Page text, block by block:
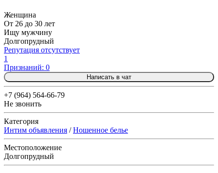
Женщина
От 26 до 30 лет
Ищу мужчину
Долгопрудный
Репутация отсутствует
1
Признаний: 0
Написать в чат
+7 (964) 564-66-79
Не звонить
Категория
Интим объявления /Ношенное белье
Местоположение
Долгопрудный